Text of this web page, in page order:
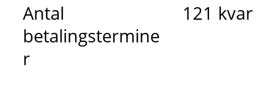
Antal
betalingstermine
r
121